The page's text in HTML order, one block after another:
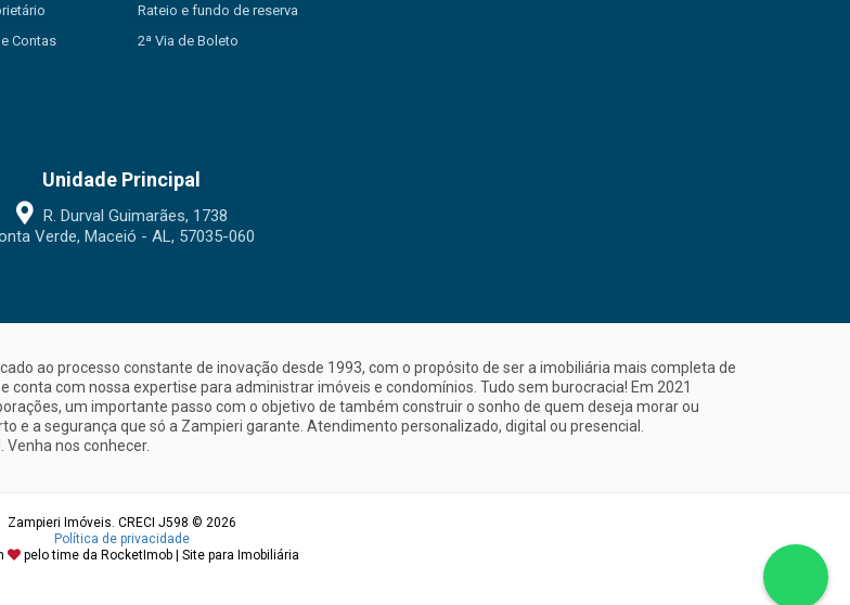
Contas
Rateio e fundo de reserva
2ª Via de Boleto
Unidade Principal
R. Durval Guimarães, 1738
Verde, Maceió - AL, 57035-060
ao processo constante de inovação desde 1993, com o propósito de ser a imobiliária mais completa de
conta com nossa expertise para administrar imóveis e condomínios. Tudo sem burocracia! Em 2021
um importante passo com o objetivo de também construir o sonho de quem deseja morar ou
e a segurança que só a Zampieri garante. Atendimento personalizado, digital ou presencial.
nos conhecer.
Zampieri Imóveis. CRECI J598 © 2026
Política de privacidade
pelo time da RocketImob | Site para Imobiliária